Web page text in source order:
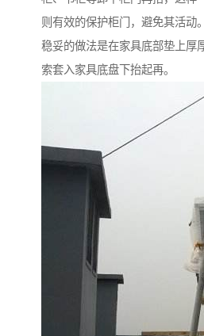
则有效的保护柜门，避免其活动
稳妥的做法是在家具底部垫上厚
索套入家具底盘下抬起再。